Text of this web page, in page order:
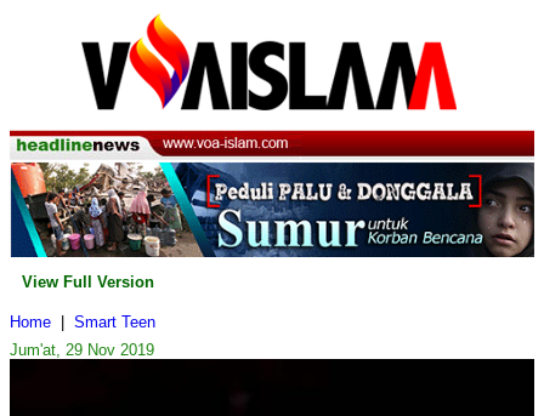
View Full Version
Home
Smart Teen
Jum'at, 29 Nov 2019